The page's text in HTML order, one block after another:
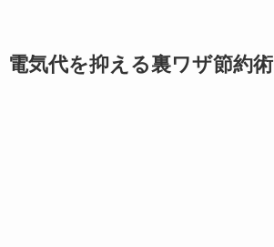
電気代を抑える裏ワザ節約術